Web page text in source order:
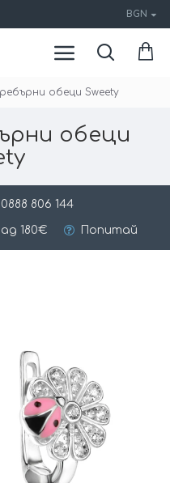
BGN
обеци Sweety
обеци
806 144
180€ Попитай